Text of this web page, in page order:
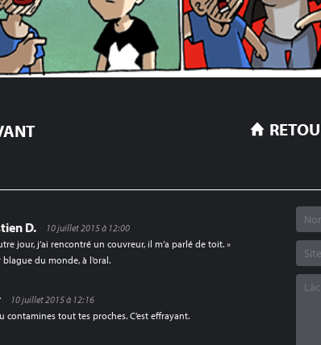
D.
10 juillet 2015 à 12:00
jour, j’ai rencontré un couvreur, il m’a parlé de toit. »
du monde, à l’oral.
10 juillet 2015 à 12:16
contamines tout tes proches. C’est effrayant.